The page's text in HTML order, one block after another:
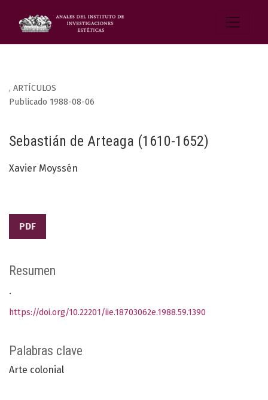
, ARTÍCULOS
Sebastián de Arteaga (1610-1652)
Publicado 1988-08-06
Xavier Moyssén
PDF
Palabras clave
Arte colonial
Resumen
.
https://doi.org/10.22201/iie.18703062e.1988.59.1390